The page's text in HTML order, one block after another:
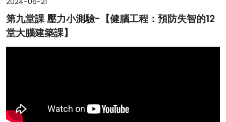
第九堂課 壓力小測驗-【健腦工程：預防失智的12
堂大腦建築課】